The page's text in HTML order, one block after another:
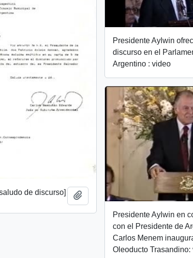
de discurso] Añadir al portapapeles
Presidente Aylwin
discurso en el
Argentino : video
Presidente Aylwin en
con el Presidente de
Carlos Menem
Oleoducto Trasandino: